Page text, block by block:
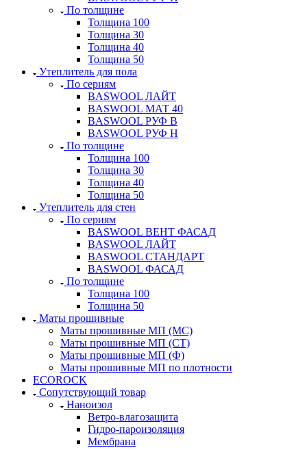
По толщине
Толщина 100
Толщина 30
Толщина 40
Толщина 50
Утеплитель для пола
По сериям
BASWOOL ЛАЙТ
BASWOOL МАТ 40
BASWOOL РУФ В
BASWOOL РУФ Н
По толщине
Толщина 100
Толщина 30
Толщина 40
Толщина 50
Утеплитель для стен
По сериям
BASWOOL ВЕНТ ФАСАД
BASWOOL ЛАЙТ
BASWOOL СТАНДАРТ
BASWOOL ФАСАД
По толщине
Толщина 100
Толщина 50
Маты прошивные
Маты прошивные МП (МС)
Маты прошивные МП (СТ)
Маты прошивные МП (Ф)
Маты прошивные МП по плотности
ECOROCK
Сопутствующий товар
Наноизол
Ветро-влагозащита
Гидро-пароизоляция
Мембрана